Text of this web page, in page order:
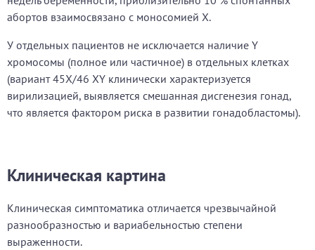
абортов взаимосвязано с моносомией X.
У отдельных пациентов не исключается наличие Y
хромосомы (полное или частичное) в отдельных клетках
(вариант 45X/46 XY клинически характеризуется
вирилизацией, выявляется смешанная дисгенезия гонад,
что является фактором риска в развитии гонадобластомы).
Клиническая картина
Клиническая симптоматика отличается чрезвычайной
разнообразностью и вариабельностью степени
выраженности.